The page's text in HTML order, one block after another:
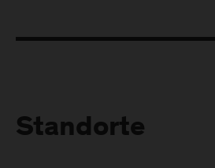
Standorte